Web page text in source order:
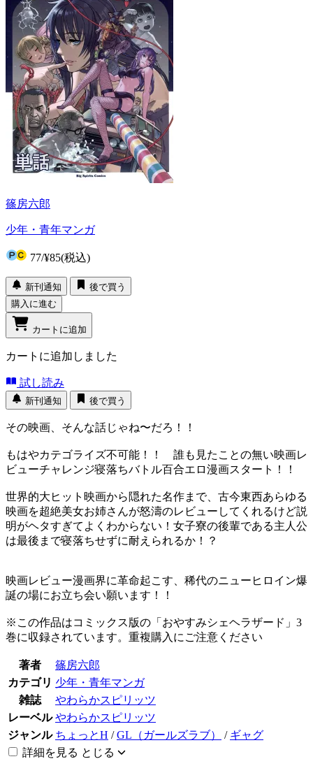
篠房六郎
少年・青年マンガ
77/¥85(税込)
新刊通知
後で買う
購入に進む
カートに追加
カートに追加しました
試し読み
新刊通知 後で買う
その映画、そんな話じゃね〜だろ！！
もはやカテゴライズ不可能！！ 誰も見たことの無い映画レ
ビューチャレンジ寝落ちバトル百合エロ漫画スタート！！
世界的大ヒット映画から隠れた名作まで、古今東西あらゆる
映画を超絶美女お姉さんが怒濤のレビューしてくれるけど説
明がヘタすぎてよくわからない！女子寮の後輩である主人公
は最後まで寝落ちせずに耐えられるか！？
映画レビュー漫画界に革命起こす、稀代のニューヒロイン爆
誕の場にお立ち会い願います！！
※この作品はコミックス版の「おやすみシェヘラザード」3
巻に収録されています。重複購入にご注意ください
著者
篠房六郎
カテゴリ 少年・青年マンガ
雑誌
やわらかスピリッツ
レーベル やわらかスピリッツ
ジャンル ちょっとH /GL（ガールズラブ） / ギャグ
詳細を見る とじる